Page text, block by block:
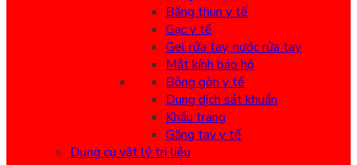
Băng thun y tế
Gạc y tế
Gel rửa tay, nước rửa tay
Mắt kính bảo hộ
Bông gòn y tế
Dung dịch sát khuẩn
Khẩu trang
Găng tay y tế
Dụng cụ vật lý trị liệu